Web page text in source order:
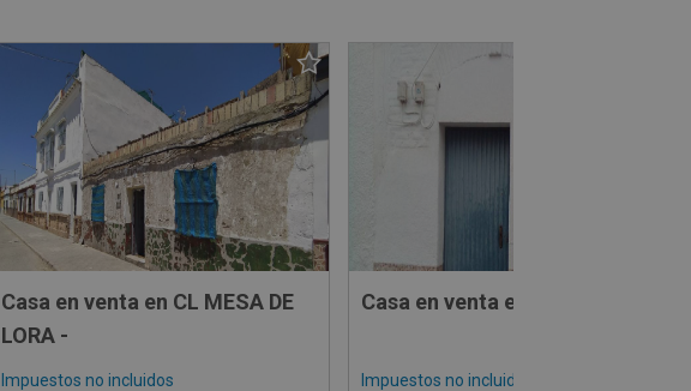
Casa en venta en CL MESA DE
LORA -
Impuestos no incluidos
Casa en venta en CL NORTE 8
Impuestos no incluidos